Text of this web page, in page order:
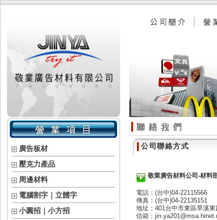
廣告板材
壓克力產品
周邊材料
電腦割字｜立體字
小圓招｜小方招
公司聯絡方式
敬業廣告材料公司-材料
電話：(台中)04-22115566
傳真：(台中)04-22135151
地址：401台中市東區旱溪
信箱：